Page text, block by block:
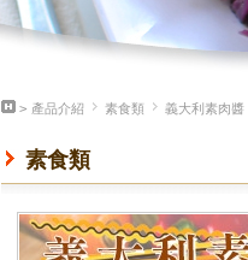
> 產品介紹 素食類 義大利素肉醬
素食類